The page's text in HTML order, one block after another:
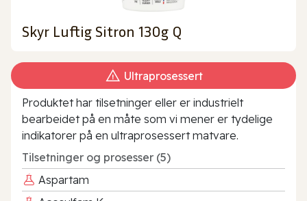
Skyr Luftig Sitron 130g Q
Ultraprosessert
Produktet har tilsetninger eller er industrielt
bearbeidet på en måte som vi mener er tydelige
indikatorer på en ultraprosessert matvare.
Tilsetninger og prosesser (5)
Aspartam